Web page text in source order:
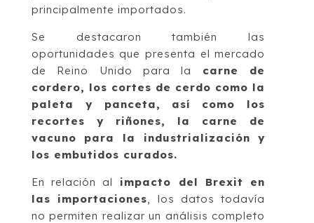
principalmente importados.
Se destacaron también las
oportunidades que presenta el mercado
de Reino Unido para la carne de
cordero, los cortes de cerdo como la
paleta y panceta, así como los
recortes y riñones, la carne de
vacuno para la industrialización y
los embutidos curados.
En relación al
impacto del Brexit en
las importaciones , los datos todavía
no permiten realizar un análisis completo